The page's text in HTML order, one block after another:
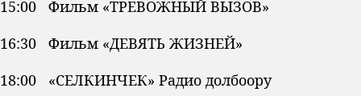
15:00 Фильм «ТРЕВОЖНЫЙ ВЫЗОВ»
16:30 Фильм «ДЕВЯТЬ ЖИЗНЕЙ»
18:00 «СЕЛКИНЧЕК» Радио долбоору